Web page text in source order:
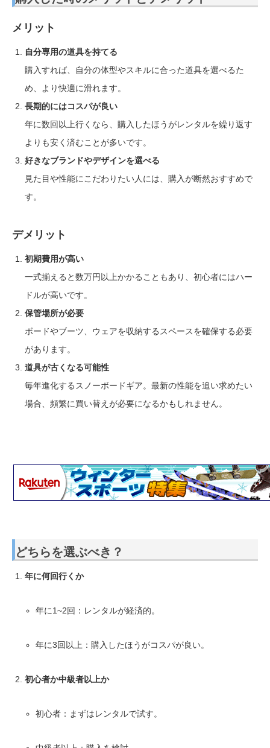
メリット
自分専用の道具を持てる
購入すれば、自分の体型やスキルに合った道具を選べるた
め、より快適に滑れます。
長期的にはコスパが良い
年に数回以上行くなら、購入したほうがレンタルを繰り返す
よりも安く済むことが多いです。
好きなブランドやデザインを選べる
見た目や性能にこだわりたい人には、購入が断然おすすめで
す。
デメリット
初期費用が高い
一式揃えると数万円以上かかることもあり、初心者にはハー
ドルが高いです。
保管場所が必要
ボードやブーツ、ウェアを収納するスペースを確保する必要
があります。
道具が古くなる可能性
毎年進化するスノーボードギア。最新の性能を追い求めたい
場合、頻繁に買い替えが必要になるかもしれません。
どちらを選ぶべき？
年に何回行くか
年に1~2回：レンタルが経済的。
年に3回以上：購入したほうがコスパが良い。
初心者か中級者以上か
初心者：まずはレンタルで試す。